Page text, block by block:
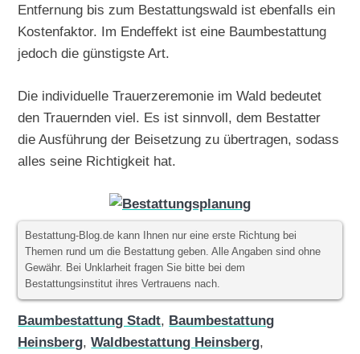
Entfernung bis zum Bestattungswald ist ebenfalls ein
Kostenfaktor. Im Endeffekt ist eine Baumbestattung
jedoch die günstigste Art.
Die individuelle Trauerzeremonie im Wald bedeutet
den Trauernden viel. Es ist sinnvoll, dem Bestatter
die Ausführung der Beisetzung zu übertragen, sodass
alles seine Richtigkeit hat.
Bestattung-Blog.de kann Ihnen nur eine erste Richtung bei
Themen rund um die Bestattung geben. Alle Angaben sind ohne
Gewähr. Bei Unklarheit fragen Sie bitte bei dem
Bestattungsinstitut ihres Vertrauens nach.
Baumbestattung Stadt, Baumbestattung
Heinsberg,Waldbestattung Heinsberg,